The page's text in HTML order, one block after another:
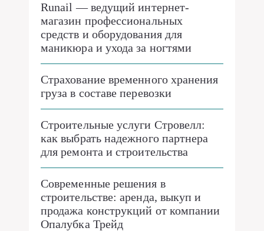
Runail — ведущий интернет-
магазин профессиональных
средств и оборудования для
маникюра и ухода за ногтями
Страхование временного хранения
груза в составе перевозки
Строительные услуги Стровелл:
как выбрать надежного партнера
для ремонта и строительства
Современные решения в
строительстве: аренда, выкуп и
продажа конструкций от компании
Опалубка Трейд